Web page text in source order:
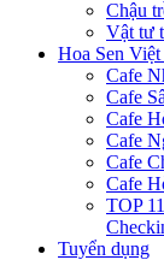
Chậu
Vật tư
Hoa Sen
Cafe
Cafe
Cafe
Cafe
Cafe
Cafe
TOP
Tuyển dụng